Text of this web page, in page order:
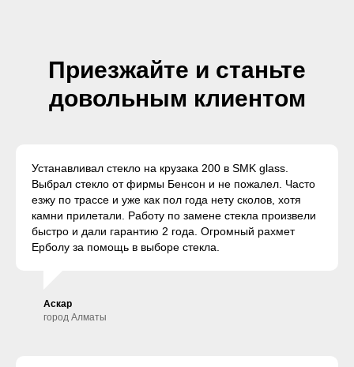
Приезжайте и станьте
довольным клиентом
Устанавливал стекло на крузака 200 в SMK glass.
Выбрал стекло от фирмы Бенсон и не пожалел. Часто
езжу по трассе и уже как пол года нету сколов, хотя
камни прилетали. Работу по замене стекла произвели
быстро и дали гарантию 2 года. Огромный рахмет
Ерболу за помощь в выборе стекла.
Аскар
город Алматы